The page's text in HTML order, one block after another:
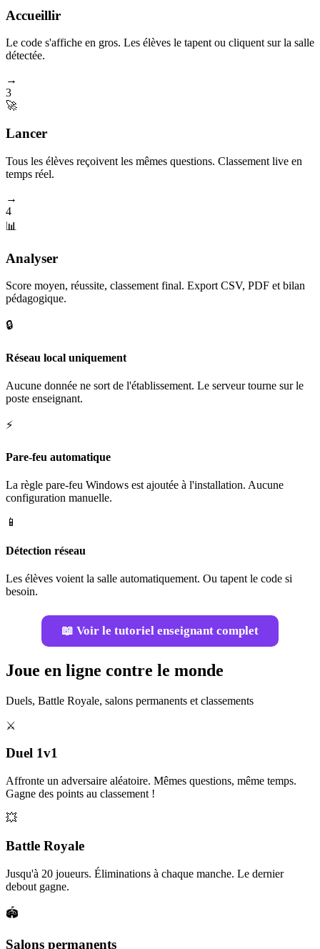
Accueillir
Le code s'affiche en gros. Les élèves le tapent ou cliquent sur la salle
détectée.
→
3
🚀
Lancer
Tous les élèves reçoivent les mêmes questions. Classement live en
temps réel.
→
4
📊
Analyser
Score moyen, réussite, classement final. Export CSV, PDF et bilan
pédagogique.
🔒
Réseau local uniquement
Aucune donnée ne sort de l'établissement. Le serveur tourne sur le
poste enseignant.
⚡
Pare-feu automatique
La règle pare-feu Windows est ajoutée à l'installation. Aucune
configuration manuelle.
📱
Détection réseau
Les élèves voient la salle automatiquement. Ou tapent le code si
besoin.
📖 Voir le tutoriel enseignant complet
Joue en ligne contre le monde
Duels, Battle Royale, salons permanents et classements
⚔️
Duel 1v1
Affronte un adversaire aléatoire. Mêmes questions, même temps.
Gagne des points au classement !
💥
Battle Royale
Jusqu'à 20 joueurs. Éliminations à chaque manche. Le dernier
debout gagne.
🏟️
Salons permanents